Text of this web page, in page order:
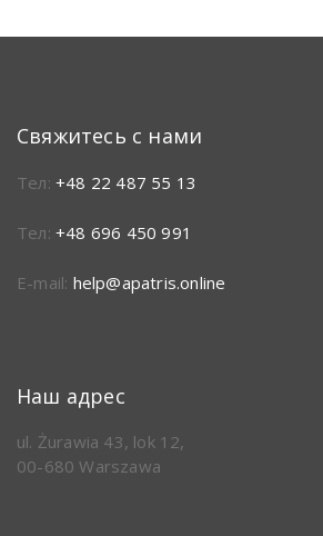
Свяжитесь с нами
Тел: +48 22 487 55 13
Тел: +48 696 450 991
E-mail: help@apatris.online
Наш адрес
ul. Żurawia 43, lok 12,
00-680 Warszawa